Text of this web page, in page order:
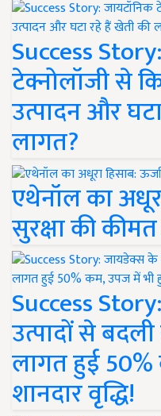
Success
टेक्नोलॉजी से
उत्पादन और
लागत?
एथेनॉल का
सुरक्षा की
Success
उत्पादों से
लागत हुई
शानदार वृद्धि!